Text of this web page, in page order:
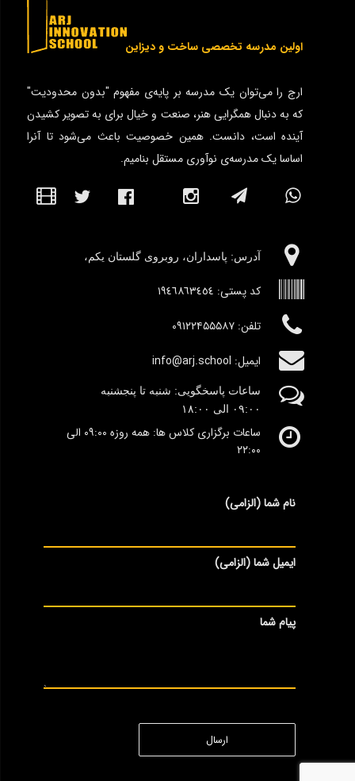
اولین مدرسه تخصصی ساخت و دیزاین
ارج را می‌توان یک مدرسه بر پایه‌ی مفهوم "بدون محدودیت"
که به دنبال همگرایی هنر، صنعت و خیال برای به تصویر کشیدن
آینده است، دانست. همین خصوصیت باعث می‌شود تا آنرا
اساسا یک مدرسه‌ی نوآوری مستقل بنامیم.
آدرس:‌ پاسداران، روبروی گلستان یکم،
کد پستی: ١٩٤٦٨٦٣٤٥٤
تلفن: ۰۹۱۲۲۴۵۵۵۸۷
ایمیل: info@arj.school
ساعات پاسخگویی: شنبه تا پنجشنبه
٠۹:۰۰ الی ١٨:٠٠
ساعات برگزاری کلاس ها: همه روزه ۰۹:۰۰ الی
۲۲:۰۰
نام شما (الزامی)
ایمیل شما (الزامی)
پیام شما
ارسال